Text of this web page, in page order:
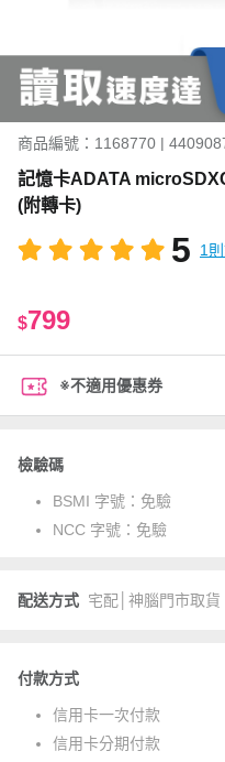
商品編號：1168770 |
記憶卡ADATA
(附轉卡)
5 1
$799
※不適用優惠券
檢驗碼
BSMI 字號： 免驗
NCC 字號： 免驗
配送方式 宅配│神腦門市取貨
付款方式
信用卡一次付款
信用卡分期付款